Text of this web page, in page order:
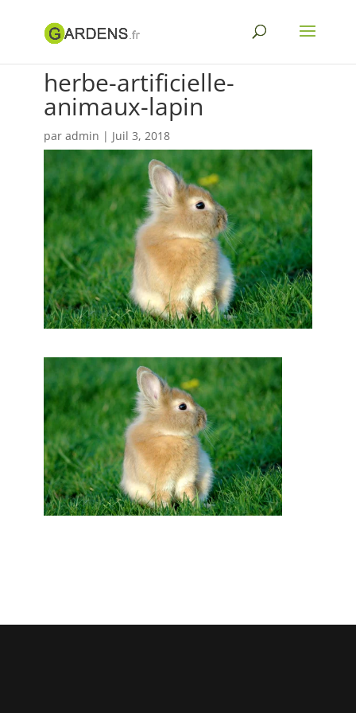
herbe-artificielle-
animaux-lapin
par admin | Juil 3, 2018